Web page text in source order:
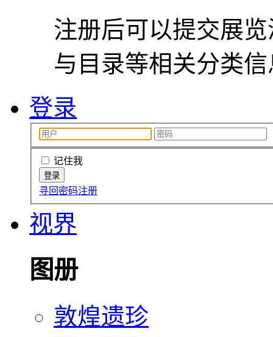
注册后可以提交展
与目录等相关分类
登录
记住我
寻回密码注册
视界
图册
敦煌遗珍